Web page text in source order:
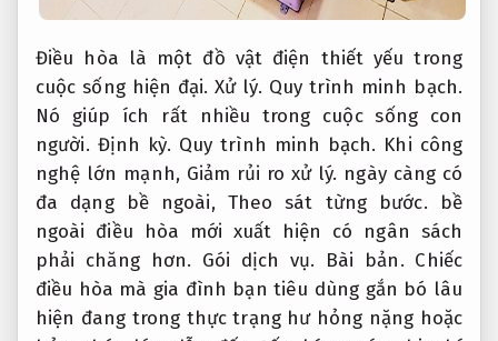
Điều hòa là một đồ vật điện thiết yếu trong
cuộc sống hiện đại.Xử lý. Quy trình minh bạch.
Nó giúp ích rất nhiều trong cuộc sống con
người. Định kỳ. Quy trình minh bạch. Khi công
nghệ lớn mạnh, Giảm rủi ro xử lý. ngày càng có
đa dạng bề ngoài, Theo sát từng bước. bề
ngoài điều hòa mới xuất hiện có ngân sách
phải chăng hơn. Gói dịch vụ. Bài bản. Chiếc
điều hòa mà gia đình bạn tiêu dùng gắn bó lâu
hiện đang trong thực trạng hư hỏng nặng hoặc